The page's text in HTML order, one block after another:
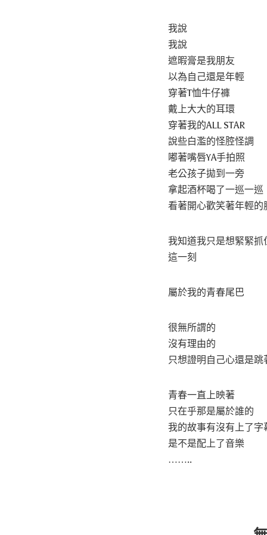
我說
我說
遮暇膏是我朋友
以為自己還是年輕
穿著T恤牛仔褲
戴上大大的耳環
穿著我的ALL STAR
說些白濫的怪腔怪調
嘟著嘴唇YA手拍照
老公孩子拋到一旁
拿起酒杯喝了一巡一巡
看著開心歡笑著年輕的
我知道我只是想緊緊抓
這一刻
屬於我的青春尾巴
很無所謂的
沒有理由的
只想證明自己心還是跳
青春一直上映著
只在乎那是屬於誰的
我的故事有沒有上了字
是不是配上了音樂
……..